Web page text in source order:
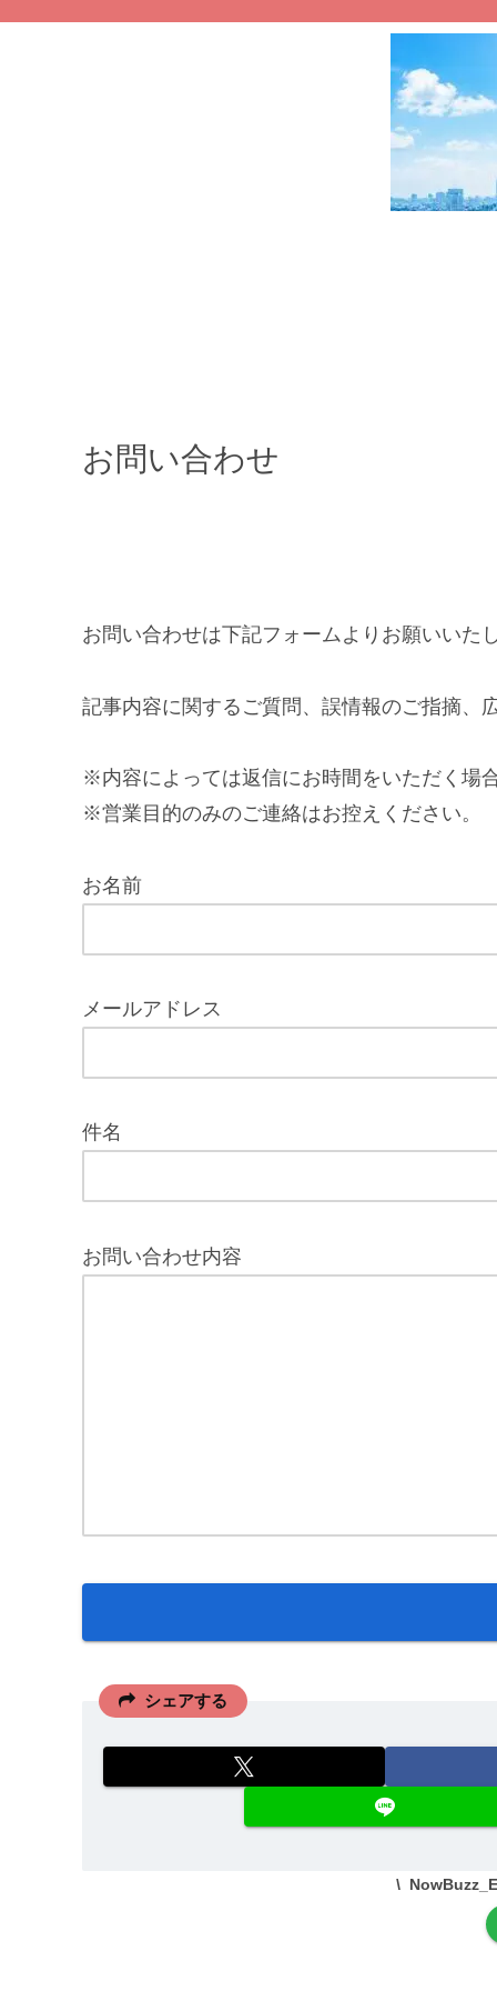
お問い合わせ
お問い合わせは下記フォームよりお願いいた
記事内容に関するご質問、誤情報のご指摘、
※内容によっては返信にお時間をいただく場
※営業目的のみのご連絡はお控えください。
お名前
メールアドレス
件名
お問い合わせ内容
シェアする